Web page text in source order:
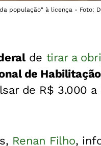
população" à licença - Foto:
de tirar a
de Habilitação
de R$ 3.000
Renan Filho,